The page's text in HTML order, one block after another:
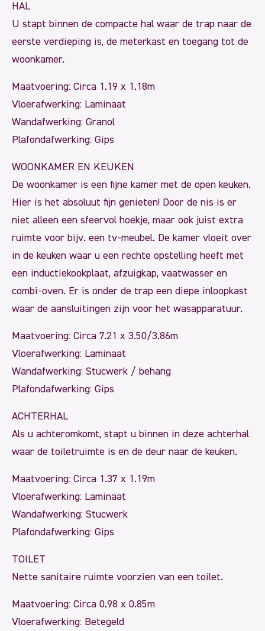
HAL
U stapt binnen de compacte hal waar de trap naar de
eerste verdieping is, de meterkast en toegang tot de
woonkamer.
Maatvoering: Circa 1.19 x 1.18m
Vloerafwerking: Laminaat
Wandafwerking: Granol
Plafondafwerking: Gips
WOONKAMER EN KEUKEN
De woonkamer is een fijne kamer met de open keuken.
Hier is het absoluut fijn genieten! Door de nis is er
niet alleen een sfeervol hoekje, maar ook juist extra
ruimte voor bijv. een tv-meubel. De kamer vloeit over
in de keuken waar u een rechte opstelling heeft met
een inductiekookplaat, afzuigkap, vaatwasser en
combi-oven. Er is onder de trap een diepe inloopkast
waar de aansluitingen zijn voor het wasapparatuur.
Maatvoering: Circa 7.21 x 3.50/3.86m
Vloerafwerking: Laminaat
Wandafwerking: Stucwerk / behang
Plafondafwerking: Gips
ACHTERHAL
Als u achteromkomt, stapt u binnen in deze achterhal
waar de toiletruimte is en de deur naar de keuken.
Maatvoering: Circa 1.37 x 1.19m
Vloerafwerking: Laminaat
Wandafwerking: Stucwerk
Plafondafwerking: Gips
TOILET
Nette sanitaire ruimte voorzien van een toilet.
Maatvoering: Circa 0.98 x 0.85m
Vloerafwerking: Betegeld